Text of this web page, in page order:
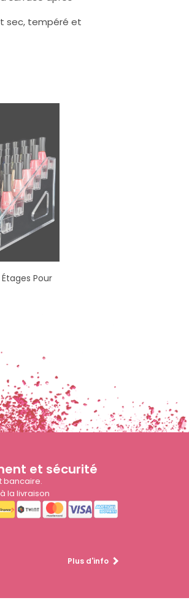
sec, tempéré et
Pour
et sécurité
bancaire.
la livraison
Plus d'info